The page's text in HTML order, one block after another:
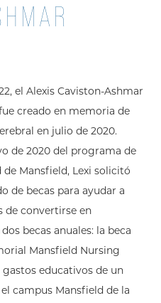
el Alexis Caviston-Ashmar
creado en memoria de
en julio de 2020.
de 2020 del programa de
Mansfield, Lexi solicitó
de becas para ayudar a
de convertirse en
becas anuales: la beca
Mansfield Nursing
educativos de un
campus Mansfield de la